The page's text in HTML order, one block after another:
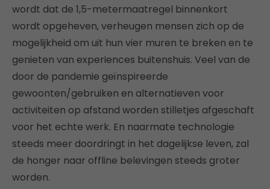
wordt dat de 1,5-metermaatregel binnenkort
wordt opgeheven, verheugen mensen zich op de
mogelijkheid om uit hun vier muren te breken en te
genieten van experiences buitenshuis. Veel van de
door de pandemie geïnspireerde
gewoonten/gebruiken en alternatieven voor
activiteiten op afstand worden stilletjes afgeschaft
voor het echte werk. En naarmate technologie
steeds meer doordringt in het dagelijkse leven, zal
de honger naar offline belevingen steeds groter
worden.